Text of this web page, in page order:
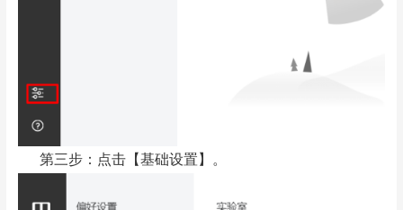
第三步：点击【基础设置】。